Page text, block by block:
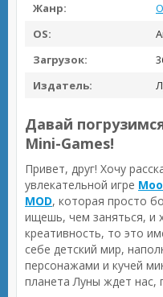
Жанр:
OS:
Загрузок:
Издатель:
Давай
Mini-Games!
Привет, друг! Хочу
увлекательной игре
MOD, которая просто
ищешь, чем заняться, и
креативность, то это
себе детский мир,
персонажами и кучей
планета Луны ждет нас,